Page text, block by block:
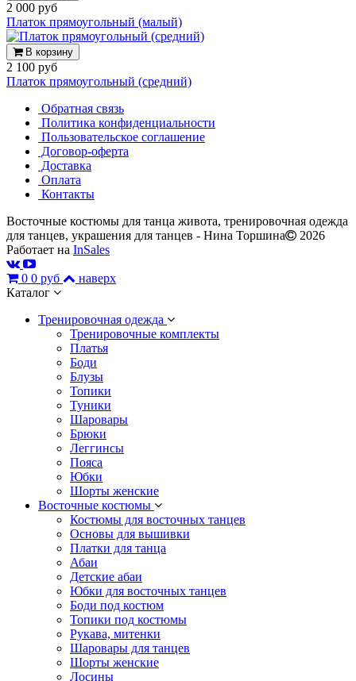
2 000 руб
Платок прямоугольный (малый)
В корзину
2 100 руб
Платок прямоугольный (средний)
Обратная связь
Политика конфиденциальности
Пользовательское соглашение
Договор-оферта
Доставка
Оплата
Контакты
Восточные костюмы для танца живота, тренировочная одежда
для танцев, украшения для танцев - Нина Торшина
2026
Работает на InSales
0 0 руб
наверх
Каталог
Тренировочная одежда
Тренировочные комплекты
Платья
Боди
Блузы
Топики
Туники
Шаровары
Брюки
Леггинсы
Пояса
Юбки
Шорты женские
Восточные костюмы
Костюмы для восточных танцев
Основы для вышивки
Платки для танца
Абаи
Детские абаи
Юбки для восточных танцев
Боди под костюм
Топики под костюмы
Рукава, митенки
Шаровары для танцев
Шорты женские
Лосины